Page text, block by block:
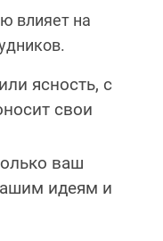
влияет на
ясность, с
свои
ваш
идеям и